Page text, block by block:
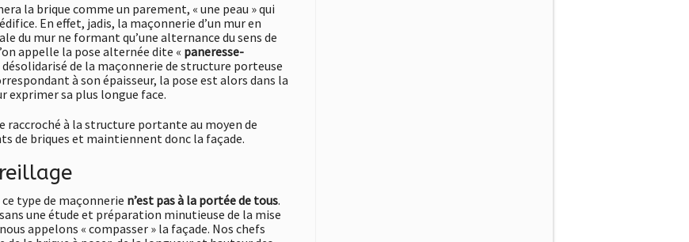
la brique comme un parement, « une peau » qui
En effet, jadis, la maçonnerie d’un mur en
du mur ne formant qu’une alternance du sens de
appelle la pose alternée dite « paneresse-
de la maçonnerie de structure porteuse
à son épaisseur, la pose est alors dans la
exprimer sa plus longue face.
raccroché à la structure portante au moyen de
de briques et maintiennent donc la façade.
type de maçonnerie n’est pas à la portée de tous.
une étude et préparation minutieuse de la mise
appelons « compasser » la façade. Nos chefs